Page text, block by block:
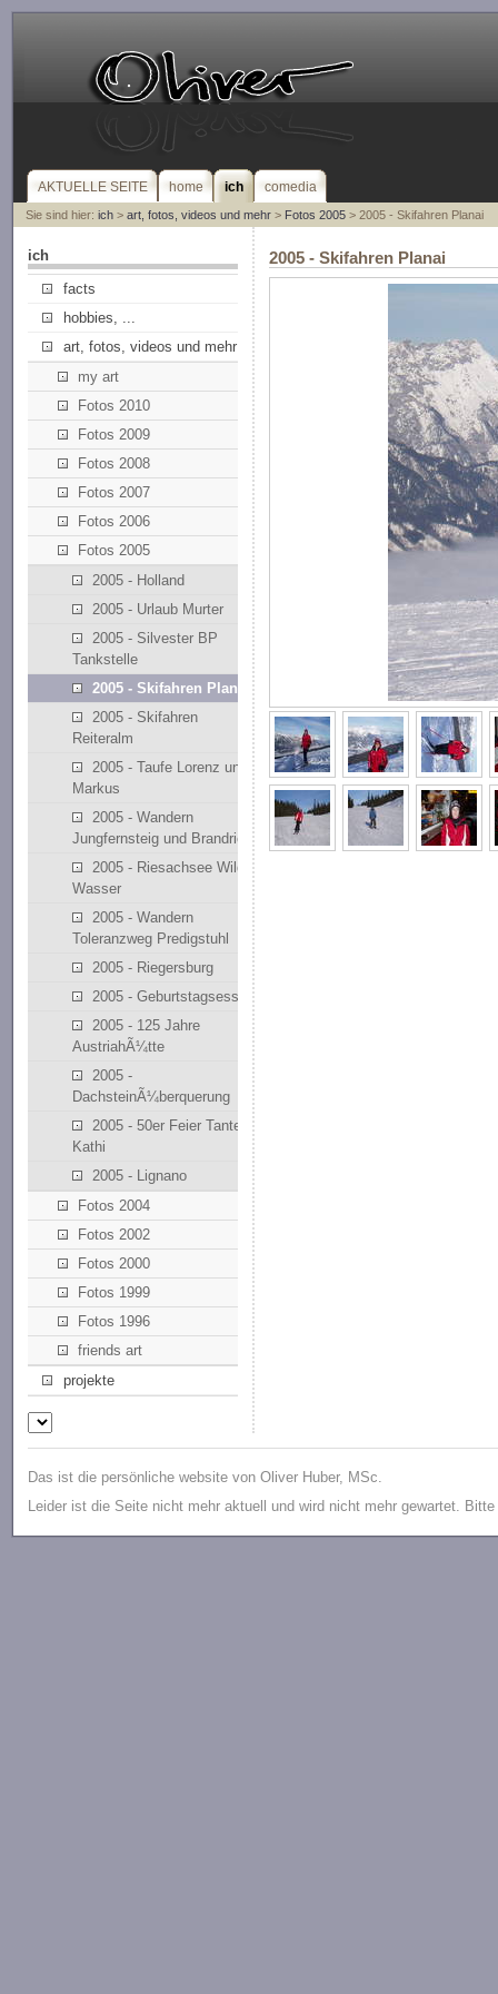
AKTUELLE SEITE home ich comedia
Sie sind hier: ich> art, fotos, videos und mehr> Fotos 2005> 2005 - Skifahren Planai
ich
facts
hobbies, ...
art, fotos, videos und mehr
my art
Fotos 2010
Fotos 2009
Fotos 2008
Fotos 2007
Fotos 2006
Fotos 2005
2005 - Holland
2005 - Urlaub Murter
2005 - Silvester BP
Tankstelle
2005 - Skifahren Planai
2005 - Skifahren
Reiteralm
2005 - Taufe Lorenz und
Markus
2005 - Wandern
Jungfernsteig und Brandriedl
2005 - Riesachsee Wilde
Wasser
2005 - Wandern
Toleranzweg Predigstuhl
2005 - Riegersburg
2005 - Geburtstagsessen
2005 - 125 Jahre
AustriahÃ¼tte
2005 -
DachsteinÃ¼berquerung
2005 - 50er Feier Tante
Kathi
2005 - Lignano
Fotos 2004
Fotos 2002
Fotos 2000
Fotos 1999
Fotos 1996
friends art
projekte
2005 - Skifahren Planai
Das ist die persönliche website von Oliver Huber, MSc.
Leider ist die Seite nicht mehr aktuell und wird nicht mehr gewartet.